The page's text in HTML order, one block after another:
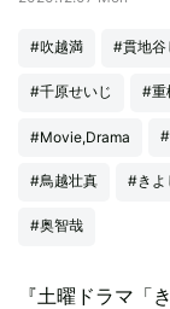
#吹越満 #貫地谷
#千原せいじ #重
#Movie,Drama
#鳥越壮真 #きよ
#奥智哉
『土曜ドラマ「